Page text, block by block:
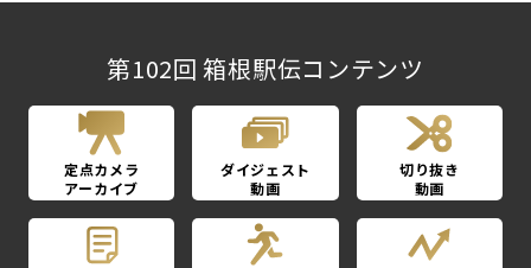
第102回 箱根駅伝コンテンツ
定点カメラ
アーカイブ
ダイジェスト
動画
切り抜き
動画